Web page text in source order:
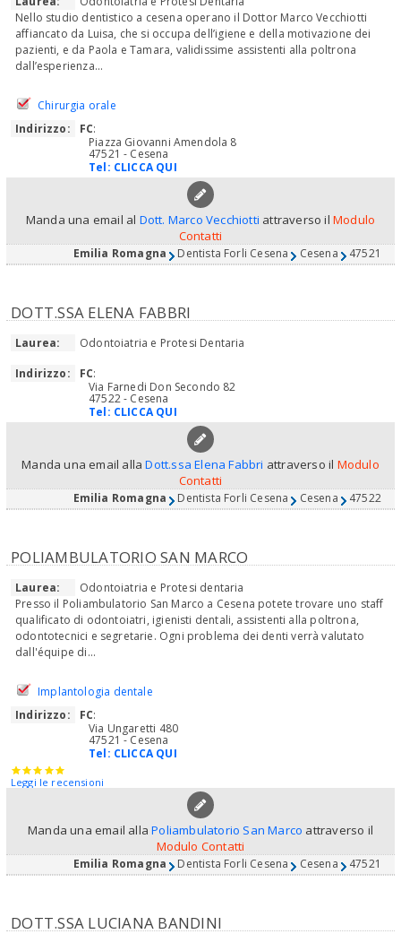
Nello studio dentistico a cesena operano il Dottor Marco Vecchiotti
affiancato da Luisa, che si occupa dell’igiene e della motivazione dei
pazienti, e da Paola e Tamara, validissime assistenti alla poltrona
dall’esperienza...
Chirurgia orale
Indirizzo:
FC:
Piazza Giovanni Amendola 8
47521 - Cesena
Tel: CLICCA QUI
Manda una email al Dott. Marco Vecchiotti attraverso il Modulo
Contatti
Emilia Romagna Dentista Forli Cesena Cesena 47521
DOTT.SSA ELENA FABBRI
Laurea:
Odontoiatria e Protesi Dentaria
Indirizzo:
FC:
Via Farnedi Don Secondo 82
47522 - Cesena
Tel: CLICCA QUI
Manda una email allaDott.ssa Elena Fabbri attraverso il Modulo
Contatti
Emilia Romagna Dentista Forli Cesena Cesena 47522
POLIAMBULATORIO SAN MARCO
Laurea:
Odontoiatria e Protesi dentaria
Presso il Poliambulatorio San Marco a Cesena potete trovare uno staff
qualificato di odontoiatri, igienisti dentali, assistenti alla poltrona,
odontotecnici e segretarie. Ogni problema dei denti verrà valutato
dall'équipe di...
Implantologia dentale
Indirizzo:
FC:
Via Ungaretti 480
47521 - Cesena
Tel: CLICCA QUI
Leggi le recensioni
Manda una email allaPoliambulatorio San Marco attraverso il
Modulo Contatti
Emilia Romagna Dentista Forli Cesena Cesena 47521
DOTT.SSA LUCIANA BANDINI